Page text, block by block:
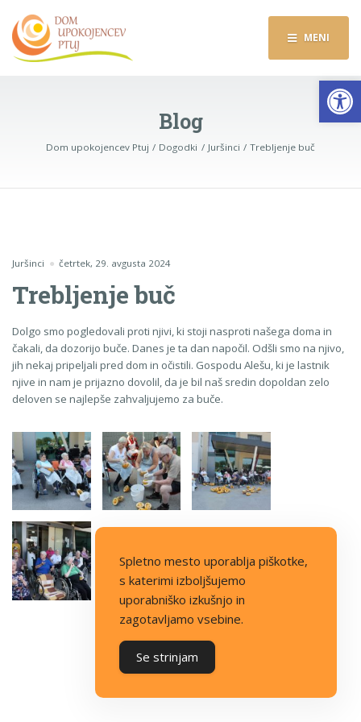
MENI
Blog
Dom upokojencev Ptuj Dogodki Juršinci Trebljenje buč
Juršinci četrtek, 29. avgusta 2024
Trebljenje buč
Dolgo smo pogledovali proti njivi, ki stoji nasproti našega doma in
čakali, da dozorijo buče. Danes je ta dan napočil. Odšli smo na njivo,
jih nekaj pripeljali pred dom in očistili. Gospodu Alešu, ki je lastnik
njive in nam je prijazno dovolil, da je bil naš sredin dopoldan zelo
deloven se najlepše zahvaljujemo za buče.
Spletno mesto uporablja piškotke,
s katerimi izboljšujemo
uporabniško izkušnjo in
zagotavljamo vsebine.
Se strinjam